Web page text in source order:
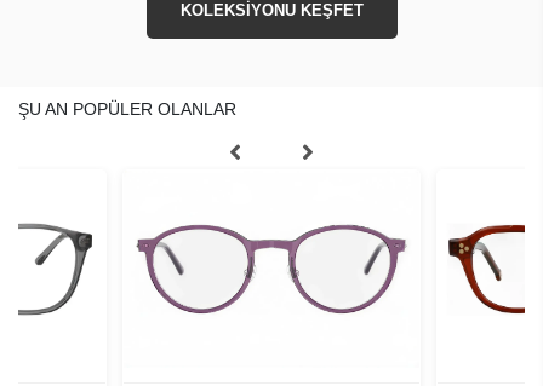
KOLEKSİYONU KEŞFET
ŞU AN POPÜLER OLANLAR